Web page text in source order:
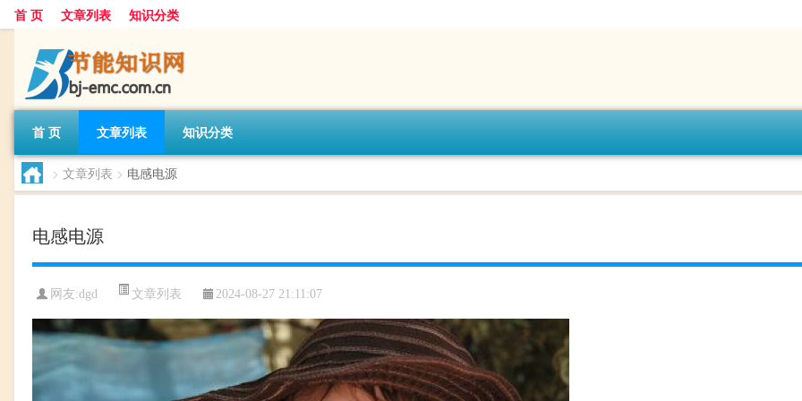
首 页 文章列表 知识分类
首 页 文章列表 知识分类
> 文章列表 > 电感电源
电感电源
网友:dgd 文章列表 2024-08-27 21:11:07